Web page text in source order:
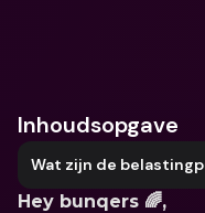
Inhoudsopgave
Wat zijn de
Hey bunqers 🌈,